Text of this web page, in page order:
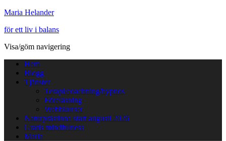
Maria Helander
för ett liv i balans
Visa/göm navigering
Hem
Blogg
Tjänster
Terapi/coachning/hypnos
Föreläsning
Webbkurser
Naturprästinna start augusti 2026
Gratis mindfulness
Maria